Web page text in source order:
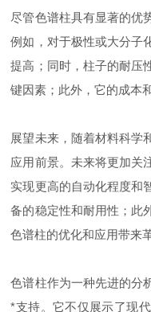
尽管色谱柱具有显著的优
例如，对于极性或大分子
提高；同时，柱子的耐压
键因素；此外，它的成本
展望未来，随着材料科学
应用前景。未来将更加关
实现更高的自动化程度和
备的稳定性和耐用性；此
色谱柱的优化和应用带来
色谱柱作为一种先进的分
*支持。它不仅展示了现